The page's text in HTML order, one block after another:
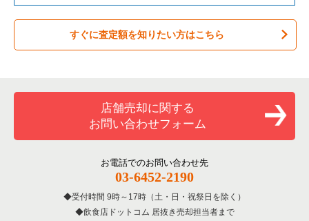
バーの居抜き売却物件の案件一覧
居酒屋・ダイニングバーの居抜き売却物件の案件一覧
洋食の居抜き売却物件の案件一覧
その他の居抜き売却物件の案件一覧
東大阪市の飲食店の居抜き売却物件の案件一覧
吹田市の飲食店の居抜き売却物件の案件一覧
大阪市東住吉区の飲食店の居抜き売却物件の案件一覧
門真市の飲食店の居抜き売却物件の案件一覧
大阪市天王寺区の飲食店の居抜き売却物件の案件一覧
大阪府のテイクアウトの居抜き売却物件の案件一覧
大阪府のお弁当・惣菜・デリの居抜き売却物件の案件一覧
大阪府のバーの居抜き売却物件の案件一覧
大阪府の居酒屋・ダイニングバーの居抜き売却物件の案件一覧
大阪府の和食の居抜き売却物件の案件一覧
大阪府の洋食の居抜き売却物件の案件一覧
すぐに査定額を知りたい方はこちら
店舗売却に関する
お問い合わせフォーム
お電話でのお問い合わせ先
03-6452-2190
受付時間 9時～17時（土・日・祝祭日を除く）
飲食店ドットコム 居抜き売却担当者まで